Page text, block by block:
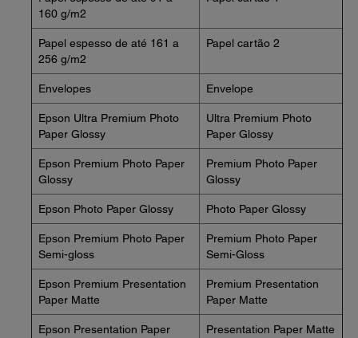
160 g/m2
Papel espesso de até 161 a
256 g/m2
Papel cartão 2
Envelopes Envelope
Epson Ultra Premium Photo
Paper Glossy
Ultra Premium Photo
Paper Glossy
Epson Premium Photo Paper
Glossy
Premium Photo Paper
Glossy
Epson Photo Paper Glossy Photo Paper Glossy
Epson Premium Photo Paper
Semi-gloss
Premium Photo Paper
Semi-Gloss
Epson Premium Presentation
Paper Matte
Premium Presentation
Paper Matte
Epson Presentation Paper
Presentation Paper Matte